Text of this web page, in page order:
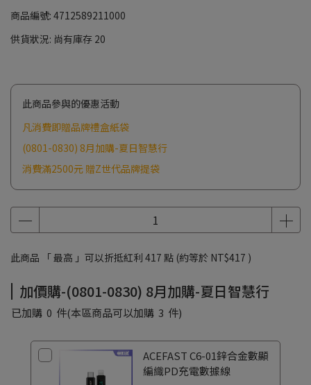
商品編號: 4712589211000
供貨狀況: 尚有庫存 20
此商品參與的優惠活動
凡消費即贈品牌禮盒紙袋
(0801-0830) 8月加購-夏日智慧行
消費滿2500元 贈Z世代品牌提袋
此商品 「 最高 」可以折抵紅利 417 點 (約等於 NT$417 )
加價購-(0801-0830) 8月加購-夏日智慧行
已加購 0 件(本區商品可以加購 3 件)
ACEFAST C6-01鋅合金數顯
編織PD充電數據線